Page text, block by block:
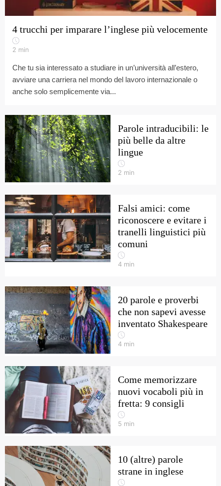
4 trucchi per imparare l’inglese più velocemente
2 min
Che tu sia interessato a studiare in un’università all’estero,
avviare una carriera nel mondo del lavoro internazionale o
anche solo semplicemente via...
Parole intraducibili: le
più belle da altre
lingue
2 min
Falsi amici: come
riconoscere e evitare i
tranelli linguistici più
comuni
4 min
20 parole e proverbi
che non sapevi avesse
inventato Shakespeare
4 min
Come memorizzare
nuovi vocaboli più in
fretta: 9 consigli
5 min
10 (altre) parole
strane in inglese